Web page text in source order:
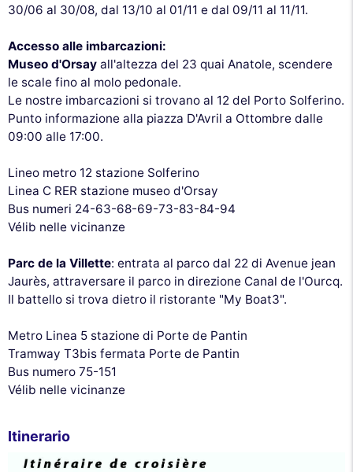
30/06 al 30/08, dal 13/10 al 01/11 e dal 09/11 al 11/11.
Accesso alle imbarcazioni:
Museo d'Orsay all'altezza del 23 quai Anatole, scendere
le scale fino al molo pedonale.
Le nostre imbarcazioni si trovano al 12 del Porto Solferino.
Punto informazione alla piazza D'Avril a Ottombre dalle
09:00 alle 17:00.
Lineo metro 12 stazione Solferino
Linea C RER stazione museo d'Orsay
Bus numeri 24-63-68-69-73-83-84-94
Vélib nelle vicinanze
Parc de la Villette: entrata al parco dal 22 di Avenue jean
Jaurès, attraversare il parco in direzione Canal de l'Ourcq.
Il battello si trova dietro il ristorante "My Boat3".
Metro Linea 5 stazione di Porte de Pantin
Tramway T3bis fermata Porte de Pantin
Bus numero 75-151
Vélib nelle vicinanze
Itinerario